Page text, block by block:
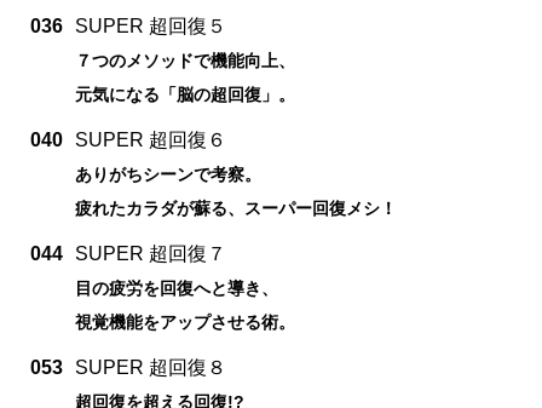
036 SUPER 超回復５
７つのメソッドで機能向上、
元気になる「脳の超回復」。
040 SUPER 超回復６
ありがちシーンで考察。
疲れたカラダが蘇る、スーパー回復メシ！
044 SUPER 超回復７
目の疲労を回復へと導き、
視覚機能をアップさせる術。
053 SUPER 超回復８
超回復を超える回復!?